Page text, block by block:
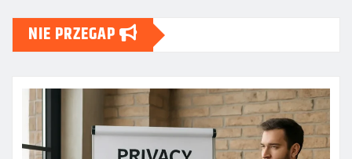
NIE PRZEGAP